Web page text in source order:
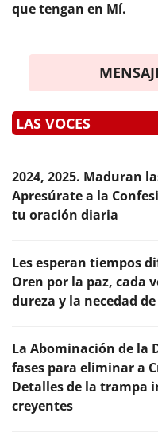
que tengan en Mí.
LAS VOCES
2024, 2025. Maduran
Apresúrate a la
tu oración diaria
Les esperan tiempos
Oren por la paz, cada
dureza y la necedad
La Abominación de la
fases para eliminar a
Detalles de la trampa
creyentes